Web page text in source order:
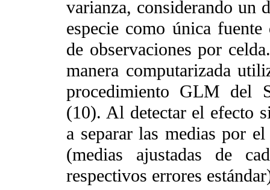
varianza, considerando un
especie como única
de observaciones por
manera computarizada
procedimiento GLM del
(10). Al detectar el efecto
a separar las medias por
(medias ajustadas de
respectivos errores